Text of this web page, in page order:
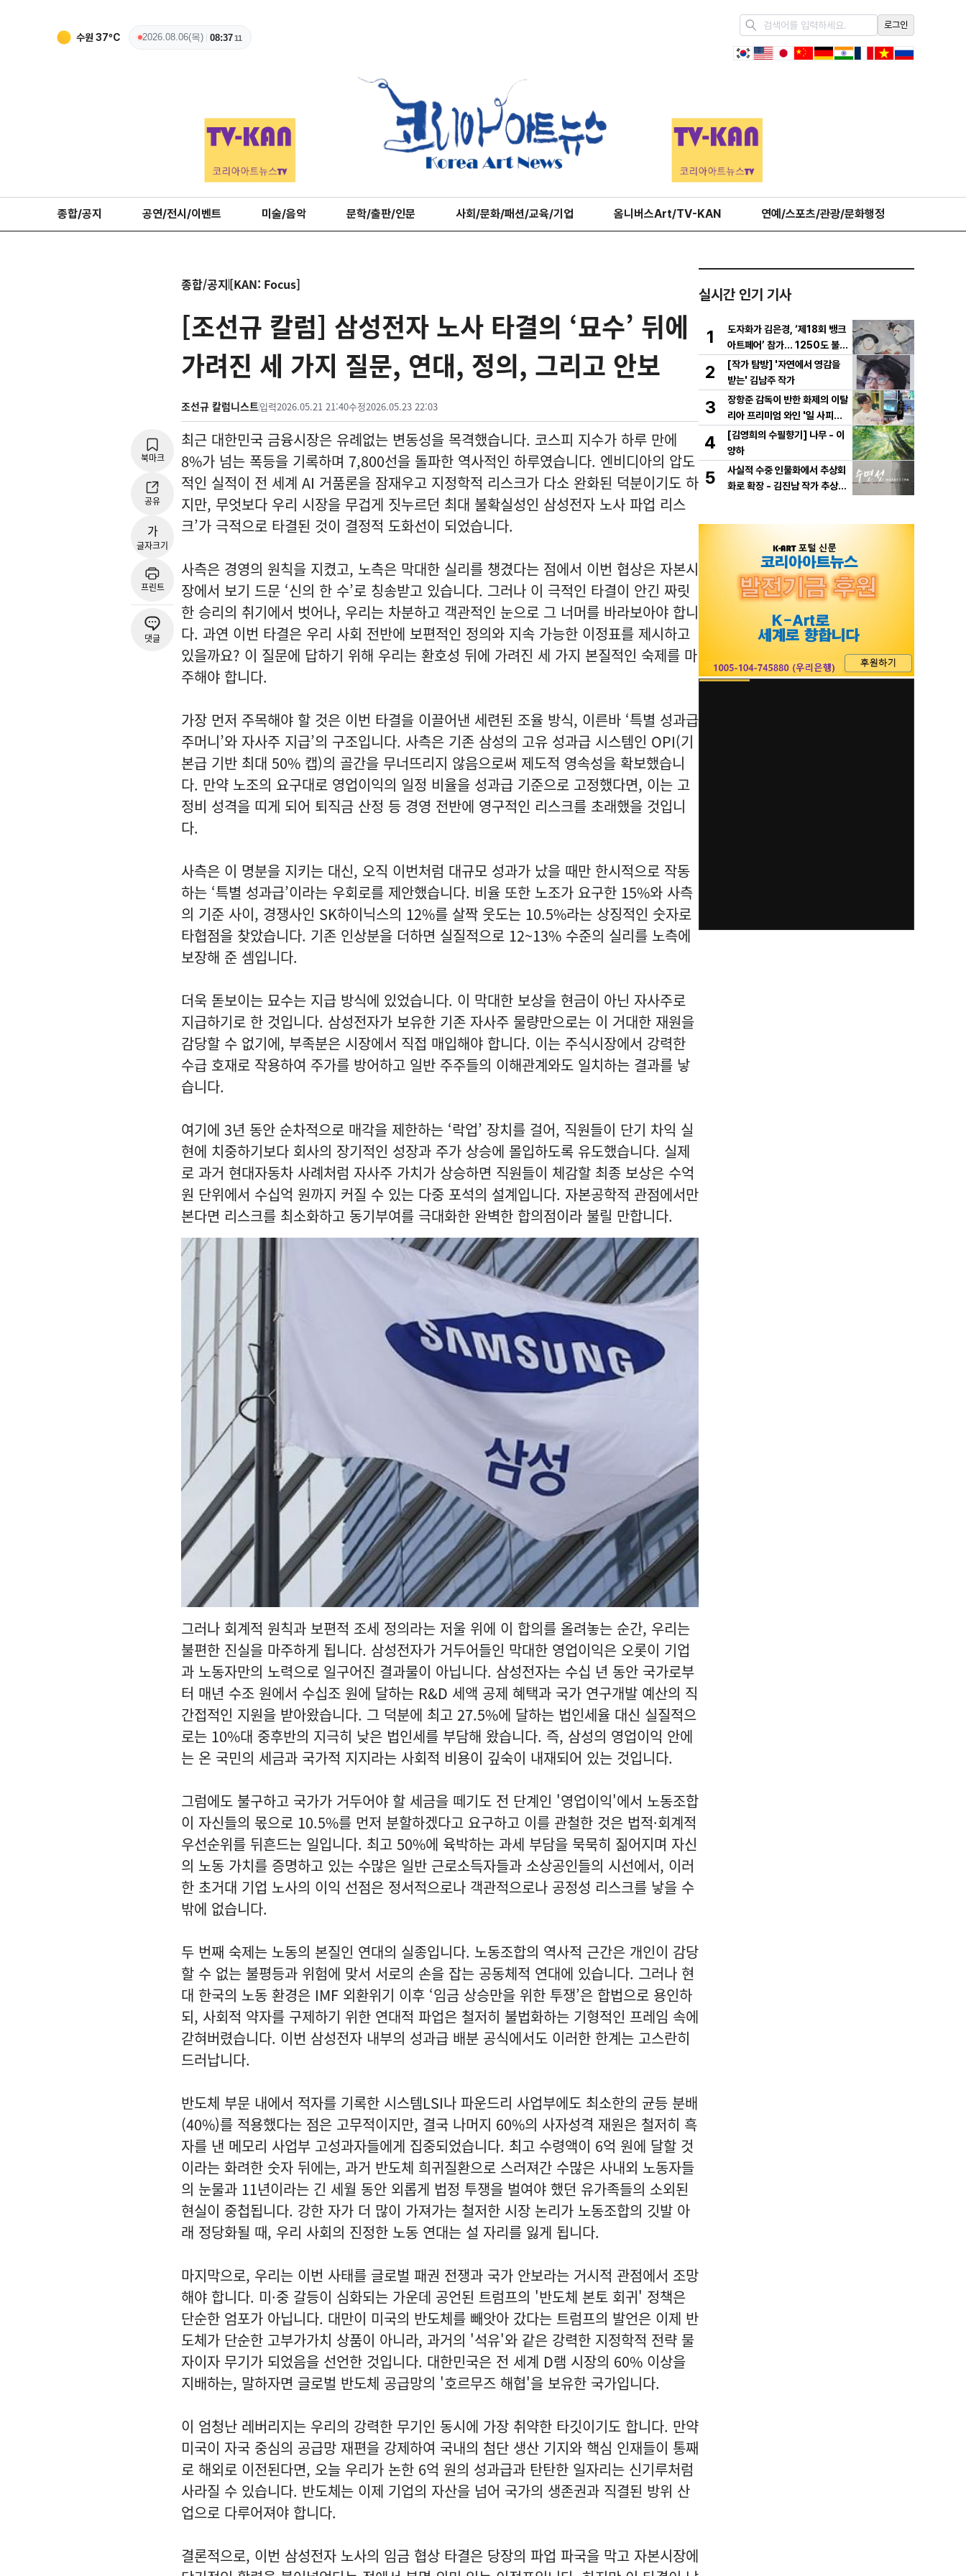
수원 37ºC 2026.08.06(목) 08:3712
로그인
종합/공지 공연/전시/이벤트 미술/음악 문학/출판/인문 사회/문화/패션/교육/기업 옴니버스Art/TV-KAN 연예/스포츠/관광/문화행정
종합/공지[KAN: Focus]
[조선규 칼럼] 삼성전자 노사 타결의 ‘묘수’ 뒤에
가려진 세 가지 질문, 연대, 정의, 그리고 안보
조선규 칼럼니스트입력2026.05.21 21:40수정2026.05.23 22:03
북마크
공유
가
글자크기
프린트
댓글
최근 대한민국 금융시장은 유례없는 변동성을 목격했습니다. 코스피 지수가 하루 만에
8%가 넘는 폭등을 기록하며 7,800선을 돌파한 역사적인 하루였습니다. 엔비디아의 압도
적인 실적이 전 세계 AI 거품론을 잠재우고 지정학적 리스크가 다소 완화된 덕분이기도 하
지만, 무엇보다 우리 시장을 무겁게 짓누르던 최대 불확실성인 삼성전자 노사 파업 리스
크’가 극적으로 타결된 것이 결정적 도화선이 되었습니다.
사측은 경영의 원칙을 지켰고, 노측은 막대한 실리를 챙겼다는 점에서 이번 협상은 자본시
장에서 보기 드문 ‘신의 한 수’로 칭송받고 있습니다. 그러나 이 극적인 타결이 안긴 짜릿
한 승리의 취기에서 벗어나, 우리는 차분하고 객관적인 눈으로 그 너머를 바라보아야 합니
다. 과연 이번 타결은 우리 사회 전반에 보편적인 정의와 지속 가능한 이정표를 제시하고
있을까요? 이 질문에 답하기 위해 우리는 환호성 뒤에 가려진 세 가지 본질적인 숙제를 마
주해야 합니다.
가장 먼저 주목해야 할 것은 이번 타결을 이끌어낸 세련된 조율 방식, 이른바 ‘특별 성과급
주머니’와 자사주 지급’의 구조입니다. 사측은 기존 삼성의 고유 성과급 시스템인 OPI(기
본급 기반 최대 50% 캡)의 골간을 무너뜨리지 않음으로써 제도적 영속성을 확보했습니
다. 만약 노조의 요구대로 영업이익의 일정 비율을 성과급 기준으로 고정했다면, 이는 고
정비 성격을 띠게 되어 퇴직금 산정 등 경영 전반에 영구적인 리스크를 초래했을 것입니
다.
사측은 이 명분을 지키는 대신, 오직 이번처럼 대규모 성과가 났을 때만 한시적으로 작동
하는 ‘특별 성과급’이라는 우회로를 제안했습니다. 비율 또한 노조가 요구한 15%와 사측
의 기준 사이, 경쟁사인 SK하이닉스의 12%를 살짝 웃도는 10.5%라는 상징적인 숫자로
타협점을 찾았습니다. 기존 인상분을 더하면 실질적으로 12~13% 수준의 실리를 노측에
보장해 준 셈입니다.
더욱 돋보이는 묘수는 지급 방식에 있었습니다. 이 막대한 보상을 현금이 아닌 자사주로
지급하기로 한 것입니다. 삼성전자가 보유한 기존 자사주 물량만으로는 이 거대한 재원을
감당할 수 없기에, 부족분은 시장에서 직접 매입해야 합니다. 이는 주식시장에서 강력한
수급 호재로 작용하여 주가를 방어하고 일반 주주들의 이해관계와도 일치하는 결과를 낳
습니다.
여기에 3년 동안 순차적으로 매각을 제한하는 ‘락업’ 장치를 걸어, 직원들이 단기 차익 실
현에 치중하기보다 회사의 장기적인 성장과 주가 상승에 몰입하도록 유도했습니다. 실제
로 과거 현대자동차 사례처럼 자사주 가치가 상승하면 직원들이 체감할 최종 보상은 수억
원 단위에서 수십억 원까지 커질 수 있는 다중 포석의 설계입니다. 자본공학적 관점에서만
본다면 리스크를 최소화하고 동기부여를 극대화한 완벽한 합의점이라 불릴 만합니다.
그러나 회계적 원칙과 보편적 조세 정의라는 저울 위에 이 합의를 올려놓는 순간, 우리는
불편한 진실을 마주하게 됩니다. 삼성전자가 거두어들인 막대한 영업이익은 오롯이 기업
과 노동자만의 노력으로 일구어진 결과물이 아닙니다. 삼성전자는 수십 년 동안 국가로부
터 매년 수조 원에서 수십조 원에 달하는 R&D 세액 공제 혜택과 국가 연구개발 예산의 직
간접적인 지원을 받아왔습니다. 그 덕분에 최고 27.5%에 달하는 법인세율 대신 실질적으
로는 10%대 중후반의 지극히 낮은 법인세를 부담해 왔습니다. 즉, 삼성의 영업이익 안에
는 온 국민의 세금과 국가적 지지라는 사회적 비용이 깊숙이 내재되어 있는 것입니다.
그럼에도 불구하고 국가가 거두어야 할 세금을 떼기도 전 단계인 '영업이익'에서 노동조합
이 자신들의 몫으로 10.5%를 먼저 분할하겠다고 요구하고 이를 관철한 것은 법적·회계적
우선순위를 뒤흔드는 일입니다. 최고 50%에 육박하는 과세 부담을 묵묵히 짊어지며 자신
의 노동 가치를 증명하고 있는 수많은 일반 근로소득자들과 소상공인들의 시선에서, 이러
한 초거대 기업 노사의 이익 선점은 정서적으로나 객관적으로나 공정성 리스크를 낳을 수
밖에 없습니다.
두 번째 숙제는 노동의 본질인 연대의 실종입니다. 노동조합의 역사적 근간은 개인이 감당
할 수 없는 불평등과 위험에 맞서 서로의 손을 잡는 공동체적 연대에 있습니다. 그러나 현
대 한국의 노동 환경은 IMF 외환위기 이후 ‘임금 상승만을 위한 투쟁’은 합법으로 용인하
되, 사회적 약자를 구제하기 위한 연대적 파업은 철저히 불법화하는 기형적인 프레임 속에
갇혀버렸습니다. 이번 삼성전자 내부의 성과급 배분 공식에서도 이러한 한계는 고스란히
드러납니다.
반도체 부문 내에서 적자를 기록한 시스템LSI나 파운드리 사업부에도 최소한의 균등 분배
(40%)를 적용했다는 점은 고무적이지만, 결국 나머지 60%의 사자성격 재원은 철저히 흑
자를 낸 메모리 사업부 고성과자들에게 집중되었습니다. 최고 수령액이 6억 원에 달할 것
이라는 화려한 숫자 뒤에는, 과거 반도체 희귀질환으로 스러져간 수많은 사내외 노동자들
의 눈물과 11년이라는 긴 세월 동안 외롭게 법정 투쟁을 벌여야 했던 유가족들의 소외된
현실이 중첩됩니다. 강한 자가 더 많이 가져가는 철저한 시장 논리가 노동조합의 깃발 아
래 정당화될 때, 우리 사회의 진정한 노동 연대는 설 자리를 잃게 됩니다.
마지막으로, 우리는 이번 사태를 글로벌 패권 전쟁과 국가 안보라는 거시적 관점에서 조망
해야 합니다. 미·중 갈등이 심화되는 가운데 공언된 트럼프의 '반도체 본토 회귀' 정책은
단순한 엄포가 아닙니다. 대만이 미국의 반도체를 빼앗아 갔다는 트럼프의 발언은 이제 반
도체가 단순한 고부가가치 상품이 아니라, 과거의 '석유'와 같은 강력한 지정학적 전략 물
자이자 무기가 되었음을 선언한 것입니다. 대한민국은 전 세계 D램 시장의 60% 이상을
지배하는, 말하자면 글로벌 반도체 공급망의 '호르무즈 해협'을 보유한 국가입니다.
이 엄청난 레버리지는 우리의 강력한 무기인 동시에 가장 취약한 타깃이기도 합니다. 만약
미국이 자국 중심의 공급망 재편을 강제하여 국내의 첨단 생산 기지와 핵심 인재들이 통째
로 해외로 이전된다면, 오늘 우리가 논한 6억 원의 성과급과 탄탄한 일자리는 신기루처럼
사라질 수 있습니다. 반도체는 이제 기업의 자산을 넘어 국가의 생존권과 직결된 방위 산
업으로 다루어져야 합니다.
결론적으로, 이번 삼성전자 노사의 임금 협상 타결은 당장의 파업 파국을 막고 자본시장에
실시간 인기 기사
1
도자화가 김은경, ‘제18회 뱅크
아트페어’ 참가… 1250도 불이
빚은 동화 ‘숲속의 만찬’ 선보여
2
[작가 탐방] '자연에서 영감을
받는' 김남주 작가
3
장항준 감독이 반한 화제의 이탈
리아 프리미엄 와인 '일 사피엔
테', '2026 세계태권도 한마
당' 환영만찬 와인 선정!
4
[김영희의 수필향기] 나무 - 이
양하
5
사실적 수중 인물화에서 추상회
화로 확장 - 김진남 작가 추상